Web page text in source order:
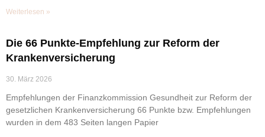
Weiterlesen »
Die 66 Punkte-Empfehlung zur Reform der
Krankenversicherung
30. März 2026
Empfehlungen der Finanzkommission Gesundheit zur Reform der
gesetzlichen Krankenversicherung 66 Punkte bzw. Empfehlungen
wurden in dem 483 Seiten langen Papier